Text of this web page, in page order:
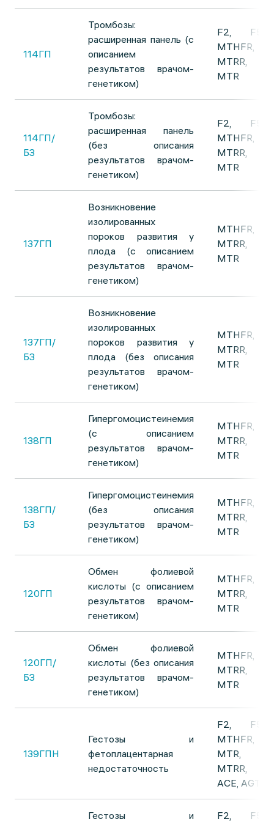
114ГП
Тромбозы:
расширенная панель (с
описанием
результатов врачом-
генетиком)
F2, F5,
MTHFR,
MTRR,
MTR
114ГП/
БЗ
Тромбозы:
расширенная панель
(без описания
результатов врачом-
генетиком)
F2, F5,
MTHFR,
MTRR,
MTR
137ГП
Возникновение
изолированных
пороков развития у
плода (с описанием
результатов врачом-
генетиком)
MTHFR,
MTRR,
MTR
137ГП/
БЗ
Возникновение
изолированных
пороков развития у
плода (без описания
результатов врачом-
генетиком)
MTHFR,
MTRR,
MTR
138ГП
Гипергомоцистеинемия
(с описанием
результатов врачом-
генетиком)
MTHFR,
MTRR,
MTR
138ГП/
БЗ
Гипергомоцистеинемия
(без описания
результатов врачом-
генетиком)
MTHFR,
MTRR,
MTR
120ГП
Обмен фолиевой
кислоты (с описанием
результатов врачом-
генетиком)
MTHFR,
MTRR,
MTR
120ГП/
БЗ
Обмен фолиевой
кислоты (без описания
результатов врачом-
генетиком)
MTHFR,
MTRR,
MTR
139ГПН
Гестозы и
фетоплацентарная
недостаточность
F2, F5,
MTHFR,
MTR,
MTRR,
ACE, AGT
Гестозы и
F2, F5,